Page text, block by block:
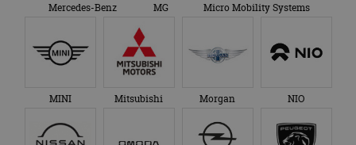
Mercedes-Benz MG Micro Mobility Systems
MINI Mitsubishi Morgan NIO